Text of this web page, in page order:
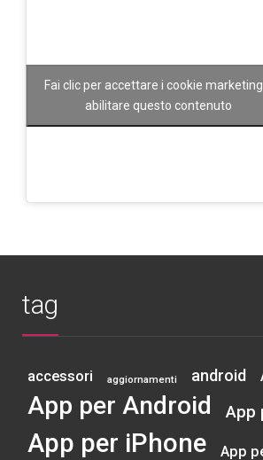
Fai clic per accettare i cookie
abilitare questo contenuto
tag
accessori aggiornamenti android
App per Android App
App per iPhone App